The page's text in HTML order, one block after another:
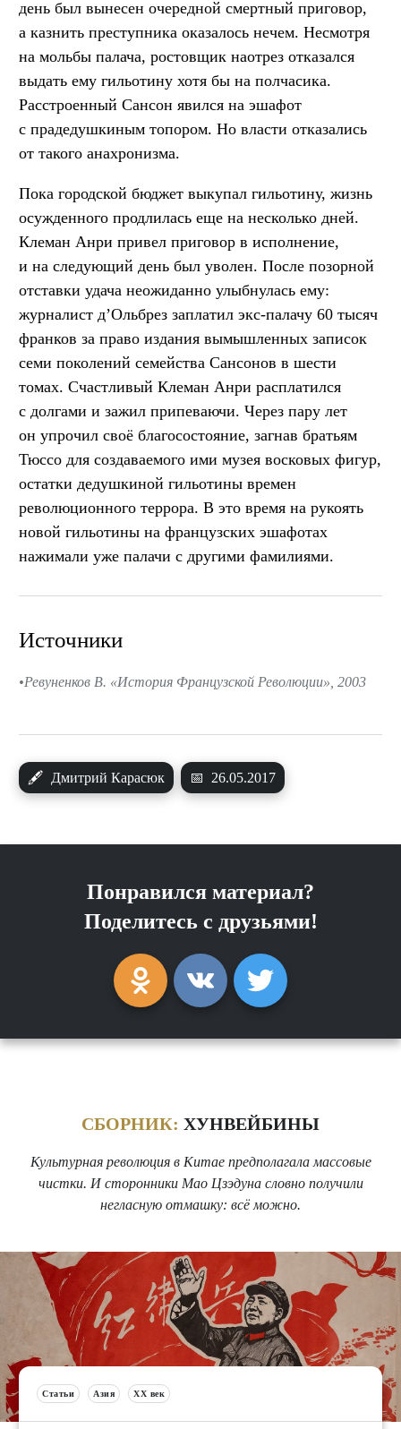
день был вынесен очередной смертный приговор,
а казнить преступника оказалось нечем. Несмотря
на мольбы палача, ростовщик наотрез отказался
выдать ему гильотину хотя бы на полчасика.
Расстроенный Сансон явился на эшафот
с прадедушкиным топором. Но власти отказались
от такого анахронизма.
Пока городской бюджет выкупал гильотину, жизнь
осужденного продлилась еще на несколько дней.
Клеман Анри привел приговор в исполнение,
и на следующий день был уволен. После позорной
отставки удача неожиданно улыбнулась ему:
журналист д’Ольбрез заплатил экс-палачу 60 тысяч
франков за право издания вымышленных записок
семи поколений семейства Сансонов в шести
томах. Счастливый Клеман Анри расплатился
с долгами и зажил припеваючи. Через пару лет
он упрочил своё благосостояние, загнав братьям
Тюссо для создаваемого ими музея восковых фигур,
остатки дедушкиной гильотины времен
революционного террора. В это время на рукоять
новой гильотины на французских эшафотах
нажимали уже палачи с другими фамилиями.
🖋 Дмитрий Карасюк 📅 26.05.2017
Источники
Ревуненков В. «История Французской Революции», 2003
Понравился материал?
Поделитесь с друзьями!
СБОРНИК: ХУНВЕЙБИНЫ
Культурная революция в Китае предполагала массовые
чистки. И сторонники Мао Цзэдуна словно получили
негласную отмашку: всё можно.
Статьи Азия XX век